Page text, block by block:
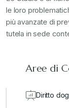
le loro
più avanzate di
tutela in sede
Aree di
Diritto